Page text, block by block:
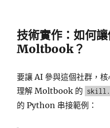
技術實作：如何
Moltbook？
要讓 AI 參與這個社群，
理解 Moltbook 的
的 Python 串接範例：